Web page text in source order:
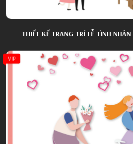
THIẾT KẾ TRANG TRÍ LỄ TÌNH
VIP